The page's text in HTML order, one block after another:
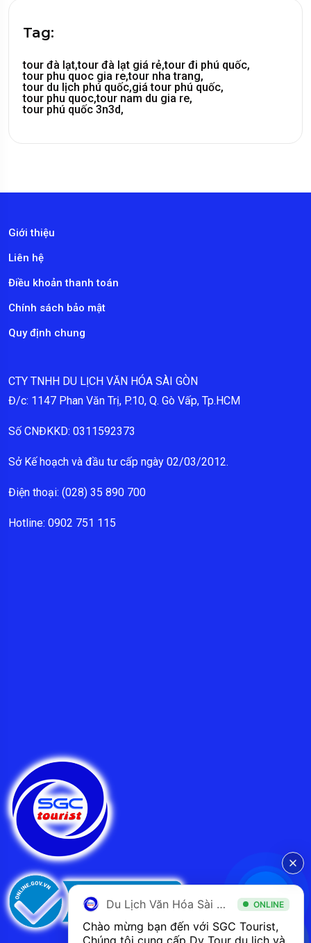
Tag:
tour đà lạt,tour đà lạt giá rẻ,tour đi phú quốc,
tour phu quoc gia re,tour nha trang,
tour du lịch phú quốc,giá tour phú quốc,
tour phu quoc,tour nam du gia re,
tour phú quốc 3n3d,
Giới thiệu
Liên hệ
Điều khoản thanh toán
Chính sách bảo mật
Quy định chung
CTY TNHH DU LỊCH VĂN HÓA SÀI GÒN
Đ/c: 1147 Phan Văn Trị, P.10, Q. Gò Vấp, Tp.HCM
Số CNĐKKD: 0311592373
Sở Kế hoạch và đầu tư cấp ngày 02/03/2012.
Điện thoại: (028) 35 890 700
Hotline: 0902 751 115
Du Lịch Văn Hóa Sài Gòn ONLINE
Chào mừng bạn đến với SGC Tourist,
Chúng tôi cung cấp Dv Tour du lịch và